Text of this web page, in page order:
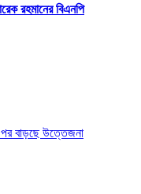
রহমানের বিএনপি
পর বাড়ছে উত্তেজনা